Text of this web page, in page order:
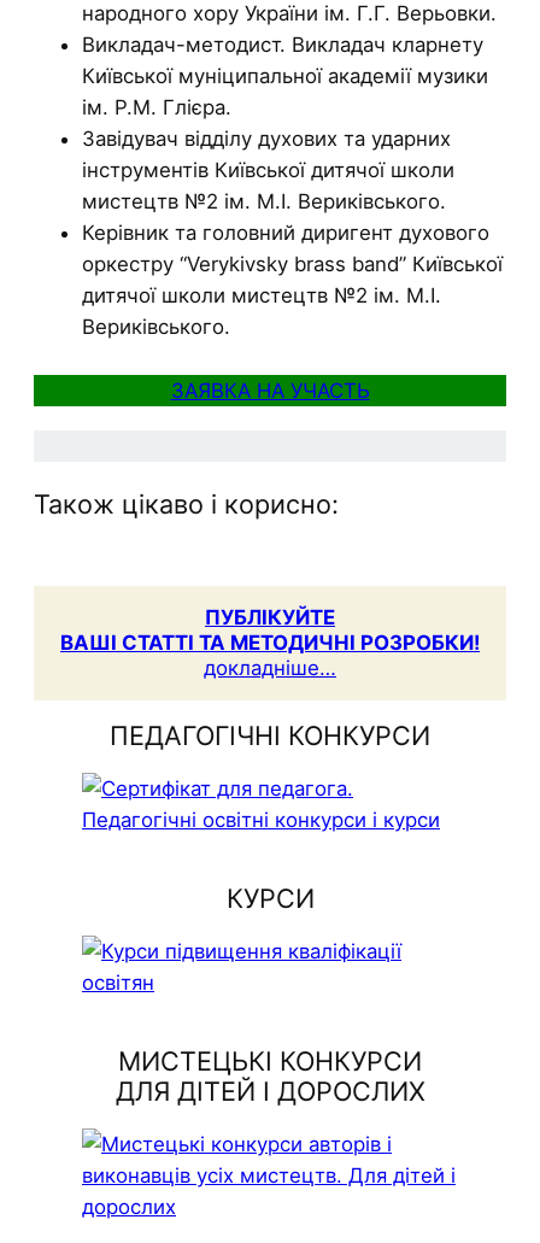
народного хору України ім. Г.Г. Верьовки.
Викладач-методист. Викладач кларнету
Київської муніципальної академії музики
ім. Р.М. Глієра.
Завідувач відділу духових та ударних
інструментів Київської дитячої школи
мистецтв №2 ім. М.І. Вериківського.
Керівник та головний диригент духового
оркестру “Verykivsky brass band” Київської
дитячої школи мистецтв №2 ім. М.І.
Вериківського.
ЗАЯВКА НА УЧАСТЬ
Також цікаво і корисно:
ПУБЛІКУЙТЕ
ВАШІ СТАТТІ ТА МЕТОДИЧНІ РОЗРОБКИ!
докладніше…
ПЕДАГОГІЧНІ КОНКУРСИ
КУРСИ
МИСТЕЦЬКІ КОНКУРСИ
ДЛЯ ДІТЕЙ І ДОРОСЛИХ